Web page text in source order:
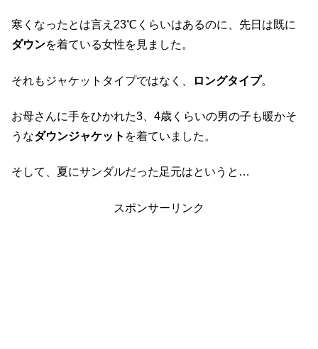
寒くなったとは言え23℃くらいはあるのに、先日は既に
ダウンを着ている女性を見ました。
それもジャケットタイプではなく、 ロングタイプ。
お母さんに手をひかれた3、4歳くらいの男の子も暖かそ
うなダウンジャケット を着ていました。
そして、夏にサンダルだった足元はというと…
スポンサーリンク